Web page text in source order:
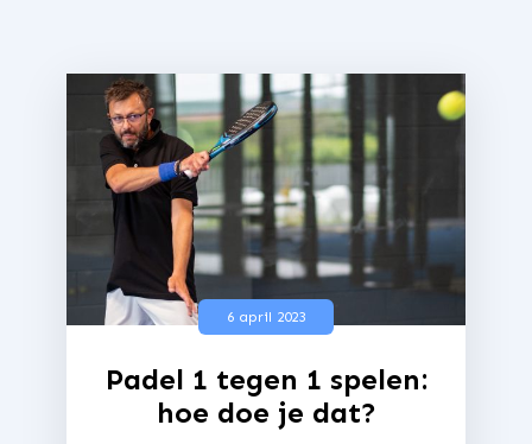
6 april 2023
Padel 1 tegen 1 spelen:
hoe doe je dat?